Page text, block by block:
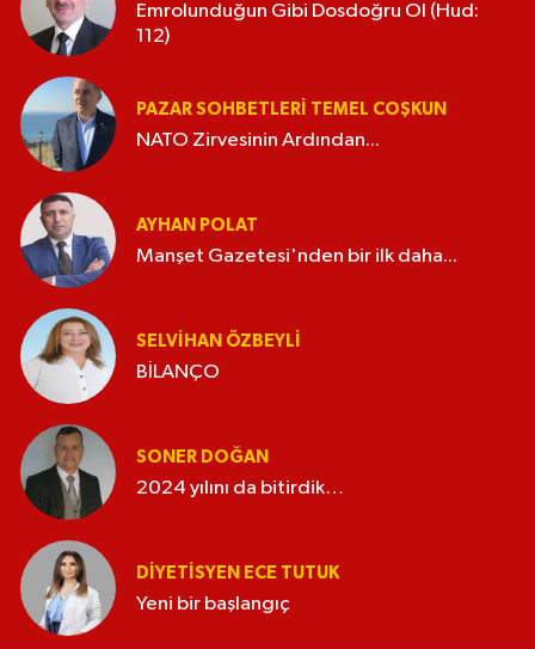
Emrolunduğun Gibi Dosdoğru Ol (Hud:
112)
PAZAR SOHBETLERI TEMEL COŞKUN
NATO Zirvesinin Ardından...
AYHAN POLAT
Manşet Gazetesi'nden bir ilk daha...
SELVIHAN ÖZBEYLI
BİLANÇO
SONER DOĞAN
2024 yılını da bitirdik…
DIYETISYEN ECE TUTUK
Yeni bir başlangıç